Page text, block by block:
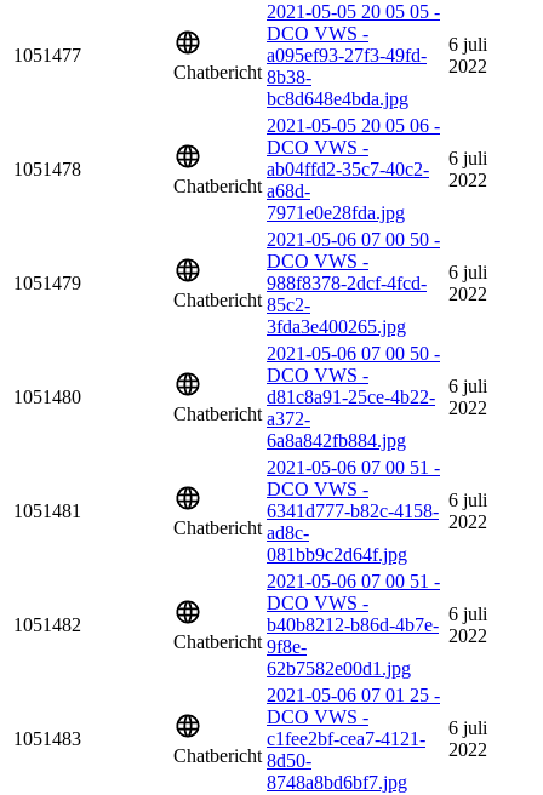
1051477
Chatbericht
2021-05-05 20 05 05 -
DCO VWS -
a095ef93-27f3-49fd-
8b38-
bc8d648e4bda.jpg
6 juli
2022
1051478
Chatbericht
2021-05-05 20 05 06 -
DCO VWS -
ab04ffd2-35c7-40c2-
a68d-
7971e0e28fda.jpg
6 juli
2022
1051479
Chatbericht
2021-05-06 07 00 50 -
DCO VWS -
988f8378-2dcf-4fcd-
85c2-
3fda3e400265.jpg
6 juli
2022
1051480
Chatbericht
2021-05-06 07 00 50 -
DCO VWS -
d81c8a91-25ce-4b22-
a372-
6a8a842fb884.jpg
6 juli
2022
1051481
Chatbericht
2021-05-06 07 00 51 -
DCO VWS -
6341d777-b82c-4158-
ad8c-
081bb9c2d64f.jpg
6 juli
2022
1051482
Chatbericht
2021-05-06 07 00 51 -
DCO VWS -
b40b8212-b86d-4b7e-
9f8e-
62b7582e00d1.jpg
6 juli
2022
1051483
Chatbericht
2021-05-06 07 01 25 -
DCO VWS -
c1fee2bf-cea7-4121-
8d50-
8748a8bd6bf7.jpg
6 juli
2022